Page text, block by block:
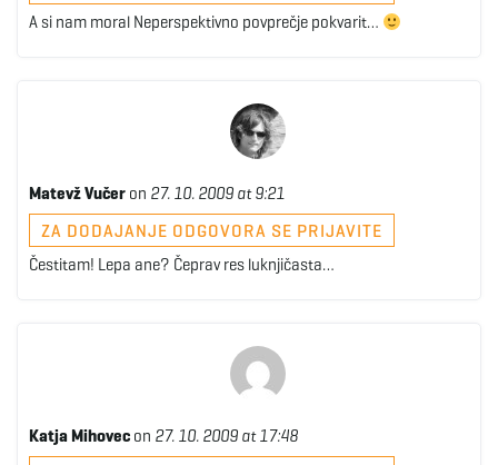
A si nam moral Neperspektivno povprečje pokvarit…
Matevž Vučer on 27. 10. 2009 at 9:21
ZA DODAJANJE ODGOVORA SE PRIJAVITE
Čestitam! Lepa ane? Čeprav res luknjičasta…
Katja Mihovec on 27. 10. 2009 at 17:48